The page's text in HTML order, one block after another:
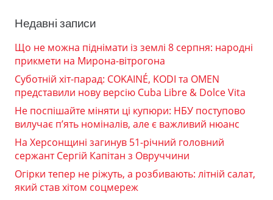
Недавні записи
Що не можна піднімати із землі 8 серпня: народні
прикмети на Мирона-вітрогона
Суботній хіт-парад: COKAINÉ, KODI та OMEN
представили нову версію Cuba Libre & Dolce Vita
Не поспішайте міняти ці купюри: НБУ поступово
вилучає п’ять номіналів, але є важливий нюанс
На Херсонщині загинув 51-річний головний
сержант Сергій Капітан з Овруччини
Огірки тепер не ріжуть, а розбивають: літній салат,
який став хітом соцмереж